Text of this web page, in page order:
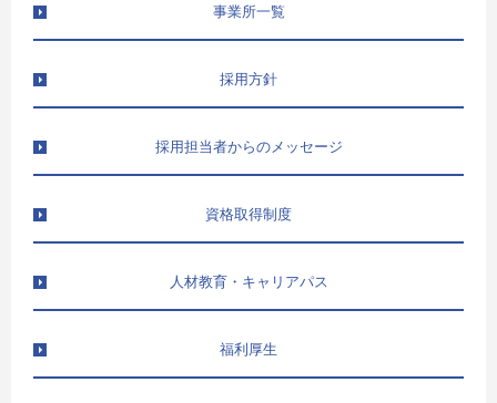
事業所一覧
採用方針
採用担当者からのメッセージ
資格取得制度
人材教育・キャリアパス
福利厚生